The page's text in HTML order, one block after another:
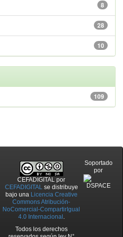
8
28
10
109
CEFADIGITAL por
CEFADIGITALse distribuye
bajo una Licencia Creative
Commons Atribución-
NoComercial-CompartirIgual
4.0 Internacional .
Todos los derechos
Soportado
por